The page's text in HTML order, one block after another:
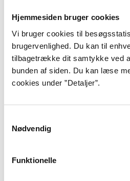
Hjemmesiden bruger cookies
Vi bruger cookies til
brugervenlighed. Du kan til
tilbagetrække dit samtykke ved
bunden af siden. Du kan læse
cookies under ”Detaljer”.
Nødvendig
Funktionelle
portrættet
Holm, Ester Skibsted:
Jensen. Forfatterweb, 2012.
Moestrup, Mathilde: Peder
Information, 2020-09-04.